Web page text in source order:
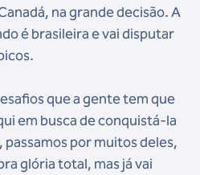
na grande decisão. A
é brasileira e vai disputar
que a gente tem que
em busca de conquistá-la
passamos por muitos deles,
glória total, mas já vai